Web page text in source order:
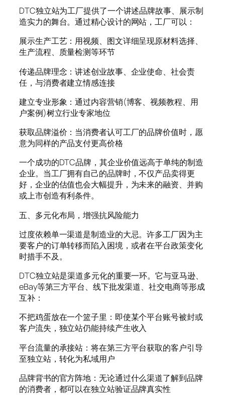
DTC独立站为工厂提供了一个讲述品牌故事、展示制
造实力的舞台。通过精心设计的网站，工厂可以：
展示生产工艺：用视频、图文详细呈现原材料选择、
生产流程、质量检测等环节
传递品牌理念：讲述创业故事、企业使命、社会责
任，与消费者建立情感连接
建立专业形象：通过内容营销(博客、视频教程、用
户案例)树立行业专家地位
获取品牌溢价：当消费者认可工厂的品牌价值时，愿
意为同样的产品支付更高价格
一个成功的DTC品牌，其企业价值远高于单纯的制造
企业。当工厂拥有自己的品牌时，不仅产品卖得更
好，企业的估值也会大幅提升，为未来的融资、并购
或上市创造有利条件。
五、多元化布局，增强抗风险能力
过度依赖单一渠道是制造业的大忌。许多工厂因为主
要客户的订单转移而陷入困境，或者在平台政策变化
时措手不及。
DTC独立站是渠道多元化的重要一环。它与亚马逊、
eBay等第三方平台、线下批发渠道、社交电商等形成
互补：
不把鸡蛋放在一个篮子里：即使某个平台账号被封或
客户流失，独立站仍能持续产生收入
平台流量的承接站：将在第三方平台获取的客户引导
至独立站，转化为私域用户
品牌背书的官方阵地：无论通过什么渠道了解到品牌
的消费者，都可以在独立站验证品牌真实性